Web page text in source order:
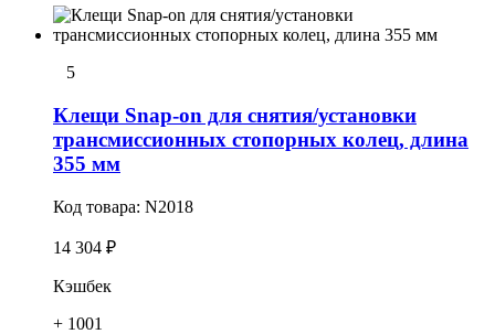
5
Клещи Snap-on для снятия/установки
трансмиссионных стопоpных колец, длина
355 мм
Код товара: N2018
14 304 ₽
Кэшбек
+ 1001